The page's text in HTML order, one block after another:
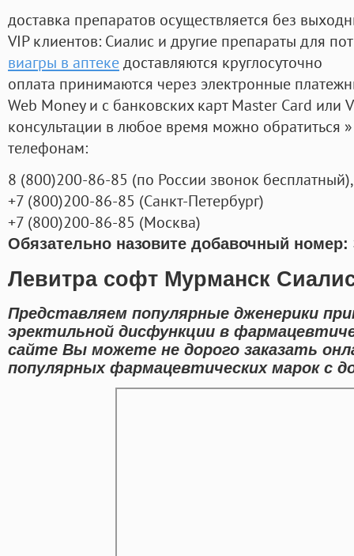
доставка препаратов осуществляется без
VIP клиентов: Сиалис и другие препараты для
виагры в аптекедоставляются круглосуточно
оплата принимаются через электронные
Web Money и с банковских карт Master Card или
консультации в любое время можно обратиться
телефонам:
8 (800)200-86-85 (по России звонок бесплатный),
+7 (800)200-86-85 (Санкт-Петербург)
+7 (800)200-86-85 (Москва)
Обязательно назовите добавочный номер:
Левитра софт Мурманск
Представляем популярные дженерики
эректильной дисфункции в
сайте Вы можете не дорого заказать
популярных фармацевтических марок с